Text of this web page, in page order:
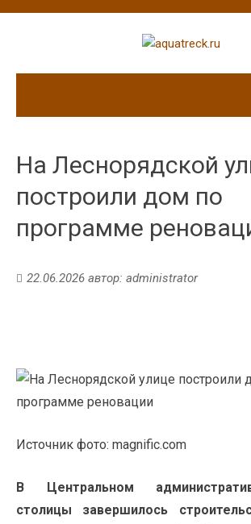
На Леснорядской
построили дом по
программе
22.06.2026 автор: administrator
Источник фото: magnific.com
В Центральном
столицы завершилось